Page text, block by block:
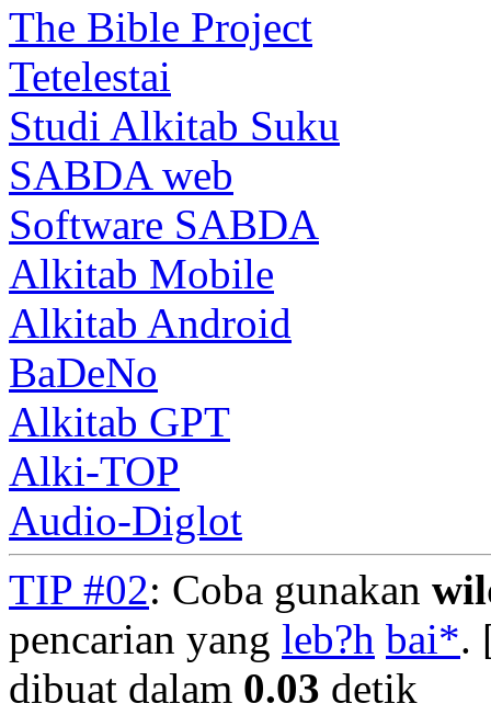
The Bible Project
Tetelestai
Studi Alkitab Suku
SABDA web
Software SABDA
Alkitab Mobile
Alkitab Android
BaDeNo
Alkitab GPT
Alki-TOP
Audio-Diglot
TIP #02: Coba gunakan
pencarian yang leb?h bai*.
dibuat dalam 0.03 detik